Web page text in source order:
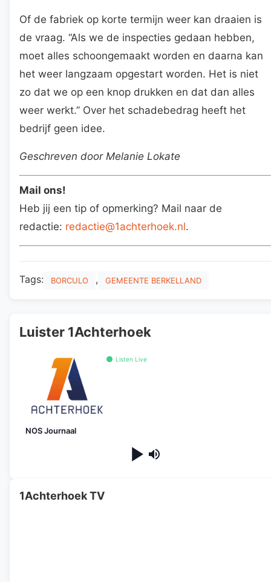
Of de fabriek op korte termijn weer kan draaien is
de vraag. “Als we de inspecties gedaan hebben,
moet alles schoongemaakt worden en daarna kan
het weer langzaam opgestart worden. Het is niet
zo dat we op een knop drukken en dat dan alles
weer werkt.” Over het schadebedrag heeft het
bedrijf geen idee.
Geschreven door Melanie Lokate
Mail ons!
Heb jij een tip of opmerking? Mail naar de
redactie: redactie@1achterhoek.nl.
Tags: BORCULO , GEMEENTE BERKELLAND
Luister 1Achterhoek
Listen Live
NOS Journaal
1Achterhoek TV